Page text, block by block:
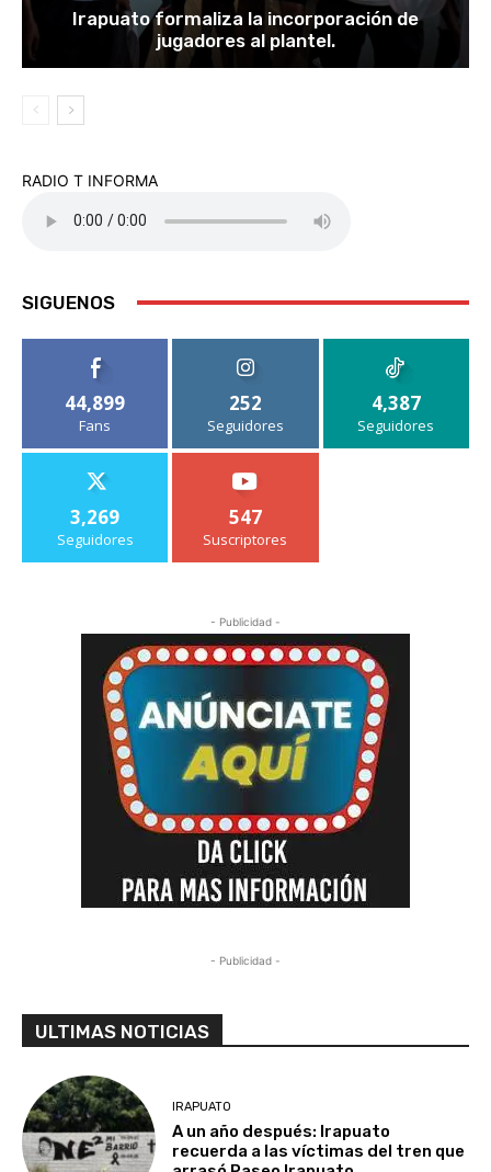
Irapuato formaliza la incorporación de
jugadores al plantel.
RADIO T INFORMA
SIGUENOS
44,899
Fans
252
Seguidores
4,387
Seguidores
3,269
Seguidores
547
Suscriptores
- Publicidad -
- Publicidad -
ULTIMAS NOTICIAS
IRAPUATO
A un año después: Irapuato
recuerda a las víctimas del tren que